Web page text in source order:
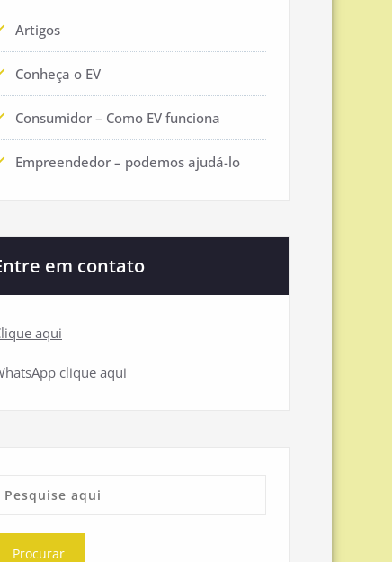
Artigos
Conheça o EV
Consumidor – Como EV funciona
Empreendedor – podemos ajudá-lo
em contato
aqui
clique aqui